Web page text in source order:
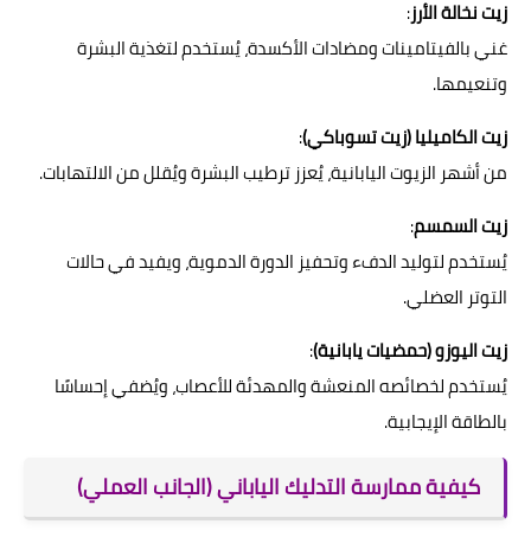
زيت نخالة الأرز:
غني بالفيتامينات ومضادات الأكسدة، يُستخدم لتغذية البشرة
وتنعيمها.
زيت الكاميليا (زيت تسوباكي):
من أشهر الزيوت اليابانية، يُعزز ترطيب البشرة ويُقلل من الالتهابات.
زيت السمسم:
يُستخدم لتوليد الدفء وتحفيز الدورة الدموية، ويفيد في حالات
التوتر العضلي.
زيت اليوزو (حمضيات يابانية):
يُستخدم لخصائصه المنعشة والمهدئة للأعصاب، ويُضفي إحساسًا
بالطاقة الإيجابية.
كيفية ممارسة التدليك الياباني (الجانب العملي)